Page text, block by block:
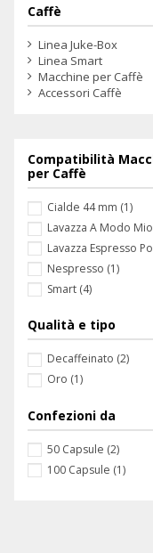
Caffè
Linea Juke-Box
Linea Smart
Macchine per Caffè
Accessori Caffè
Compatibilità
per Caffè
Cialde 44 mm (1)
Lavazza A Modo Mio
Lavazza Espresso
Nespresso (1)
Smart (4)
Qualità e tipo
Decaffeinato (2)
Oro (1)
Confezioni da
50 Capsule (2)
100 Capsule (1)